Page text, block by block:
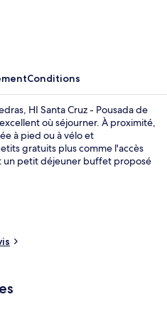
Conditions
HI Santa Cruz - Pousada de
où séjourner. À proximité,
à pied ou à vélo et
gratuits plus comme l'accès
un petit déjeuner buffet proposé
et un jardin.